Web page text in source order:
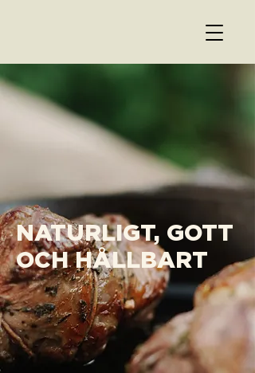
NATURLIGT, GOTT
OCH HÅLLBART